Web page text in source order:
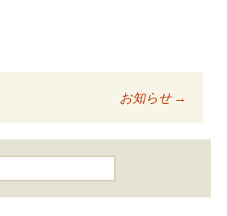
ゲーショ
お知らせ →